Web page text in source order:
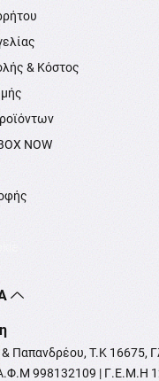
& Κόστος
NOW
Παπανδρέου, T.K 16675,
998132109 | Γ.Ε.Μ.Η